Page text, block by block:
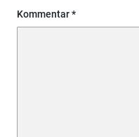
Kommentar